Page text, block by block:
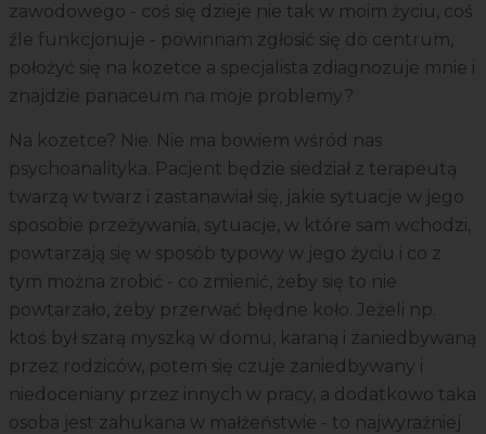
zawodowego - coś się dzieje nie tak w moim życiu, coś
źle funkcjonuje - powinnam zgłosić się do centrum,
położyć się na kozetce a specjalista zdiagnozuje mnie i
znajdzie panaceum na moje problemy?
Na kozetce? Nie. Nie ma bowiem wśród nas
psychoanalityka. Pacjent będzie siedział z terapeutą
twarzą w twarz i zastanawiał się, jakie sytuacje w jego
sposobie przeżywania, sytuacje, w które sam wchodzi,
powtarzają się w sposób typowy w jego życiu i co z
tym można zrobić - co zmienić, żeby się to nie
powtarzało, żeby przerwać błędne koło. Jeżeli np.
ktoś był szarą myszką w domu, karaną i zaniedbywaną
przez rodziców, potem się czuje zaniedbywany i
niedoceniany przez innych w pracy, a dodatkowo taka
osoba jest zahukana w małżeństwie - to najwyraźniej